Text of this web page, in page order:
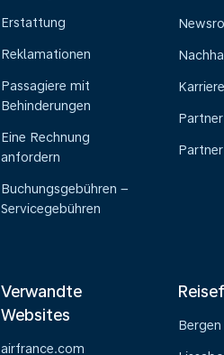
Erstattung
Reklamationen
Passagiere mit
Behinderungen
Eine Rechnung
anfordern
Buchungsgebühren –
Servicegebühren
Partner
Verwandte
Websites
airfrance.com
Bergen